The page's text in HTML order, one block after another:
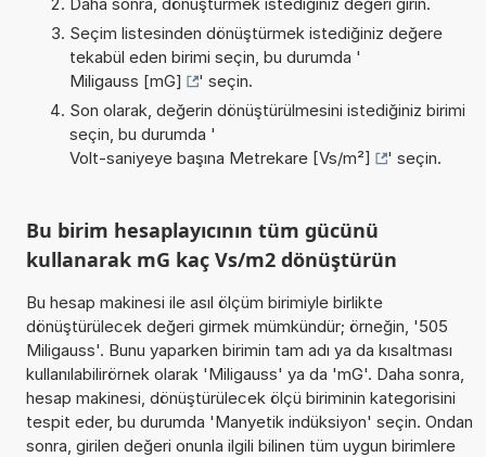
Seçim listesinden dönüştürmek istediğiniz değere
tekabül eden birimi seçin, bu durumda '
Miligauss [mG]
' seçin.
Son olarak, değerin dönüştürülmesini istediğiniz birimi
seçin, bu durumda '
Volt-saniyeye başına Metrekare [Vs/m²]
' seçin.
Bu birim hesaplayıcının tüm gücünü
kullanarak mG kaç Vs/m2 dönüştürün
Bu hesap makinesi ile asıl ölçüm birimiyle birlikte
dönüştürülecek değeri girmek mümkündür; örneğin, '505
Miligauss'. Bunu yaparken birimin tam adı ya da kısaltması
kullanılabilirörnek olarak 'Miligauss' ya da 'mG'. Daha sonra,
hesap makinesi, dönüştürülecek ölçü biriminin kategorisini
tespit eder, bu durumda 'Manyetik indüksiyon' seçin. Ondan
sonra, girilen değeri onunla ilgili bilinen tüm uygun birimlere